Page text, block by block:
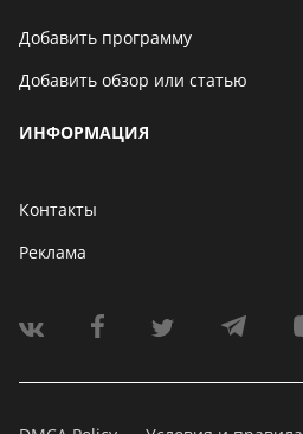
Добавить программу
Добавить обзор или статью
ИНФОРМАЦИЯ
Контакты
Реклама